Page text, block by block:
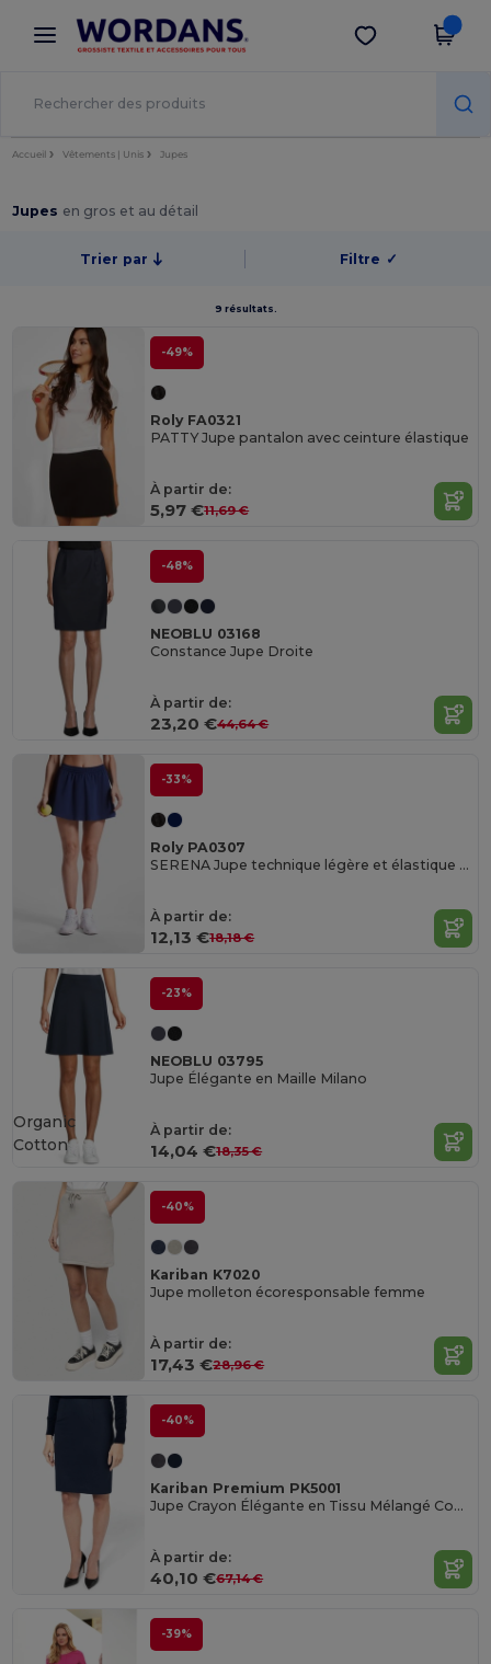
× Appli Wordans
Meilleurs prix sur l’app !
Obtenir l'appli
Accueil Vêtements | Unis Jupes
Jupes en gros et au détail
Trier par Filtre ✓
9 résultats.
-49%
Roly FA0321
PATTY Jupe pantalon avec ceinture élastique
À partir de:
5,97 €11,69 €
-48%
NEOBLU 03168
Constance Jupe Droite
À partir de:
23,20 €44,64 €
-33%
Roly PA0307
SERENA Jupe technique légère et élastique pour femme en polyester recyclé
À partir de:
12,13 €18,18 €
-23%
NEOBLU 03795
Jupe Élégante en Maille Milano
À partir de:
14,04 €18,35 €
Organic
Cotton
-40%
Kariban K7020
Jupe molleton écoresponsable femme
À partir de:
17,43 €28,96 €
-40%
Kariban Premium PK5001
Jupe Crayon Élégante en Tissu Mélangé Confortable
À partir de:
40,10 €67,14 €
-39%